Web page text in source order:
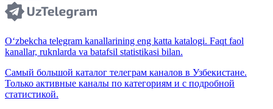
O‘zbekcha telegram kanallarining eng katta katalogi. Faqt faol
kanallar, ruknlarda va batafsil statistikasi bilan.
Самый большой каталог телеграм каналов в Узбекистане.
Только активные каналы по категориям и с подробной
статистикой.